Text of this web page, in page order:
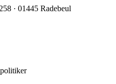
· 01445 Radebeul